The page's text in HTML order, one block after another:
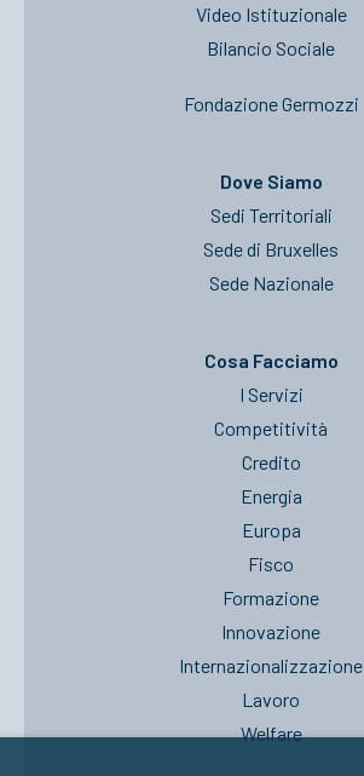
Video Istituzionale
Bilancio Sociale
Fondazione Germozzi
Dove Siamo
Sedi Territoriali
Sede di Bruxelles
Sede Nazionale
Cosa Facciamo
I Servizi
Competitività
Credito
Energia
Europa
Fisco
Formazione
Innovazione
Internazionalizzazione
Lavoro
Welfare